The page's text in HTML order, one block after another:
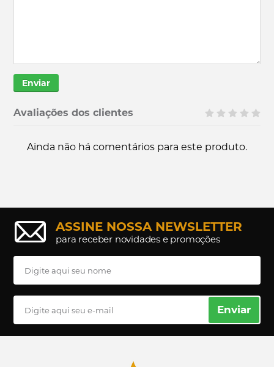
Enviar
Avaliações dos clientes
Ainda não há comentários para este produto.
ASSINE NOSSA NEWSLETTER
para receber novidades e promoções
Enviar